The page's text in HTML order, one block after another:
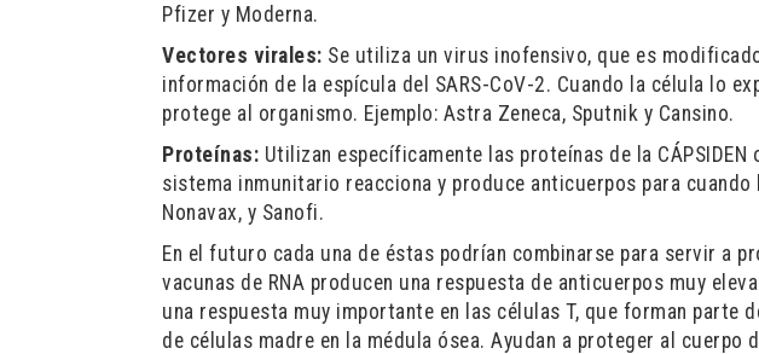
Pfizer y Moderna.
Vectores virales: Se utiliza un virus inofensivo, que es
información de la espícula del SARS-CoV-2. Cuando la célula lo
protege al organismo. Ejemplo: Astra Zeneca, Sputnik y Cansino.
Proteínas: Utilizan específicamente las proteínas de la
sistema inmunitario reacciona y produce anticuerpos para
Nonavax, y Sanofi.
En el futuro cada una de éstas podrían combinarse para servir a
vacunas de RNA producen una respuesta de anticuerpos muy
una respuesta muy importante en las células T, que forman parte
de cé lulas madre en la médula ósea. Ayudan a proteger al cuerpo